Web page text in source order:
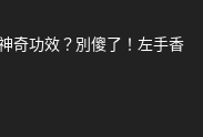
奇功效？別傻了！左手香